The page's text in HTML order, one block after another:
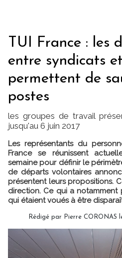
TUI France : les
entre syndicats
permettent de
postes
les groupes de travail
jusqu'au 6 juin 2017
Les représentants du
France se réunissent
semaine pour définir le
de départs volontaires
présentent leurs propositions.
direction. Ce qui a notamment
qui étaient voués à être
Rédigé par Pierre CORONAS